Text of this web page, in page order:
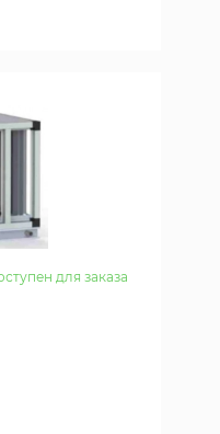
для заказа